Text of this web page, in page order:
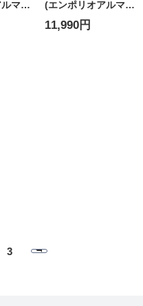
マー
ートパ
トコ
(エンポリオアルマー
ニ) ロゴ ワンポイント
クルーネック 長袖 コ
11,990円
3